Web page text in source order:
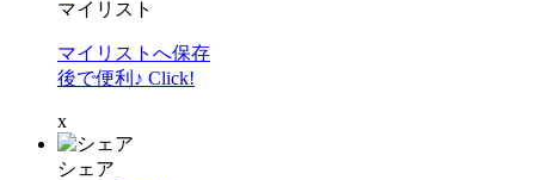
マイリスト
マイリストへ保存
後で便利♪ Click!
x
シェア